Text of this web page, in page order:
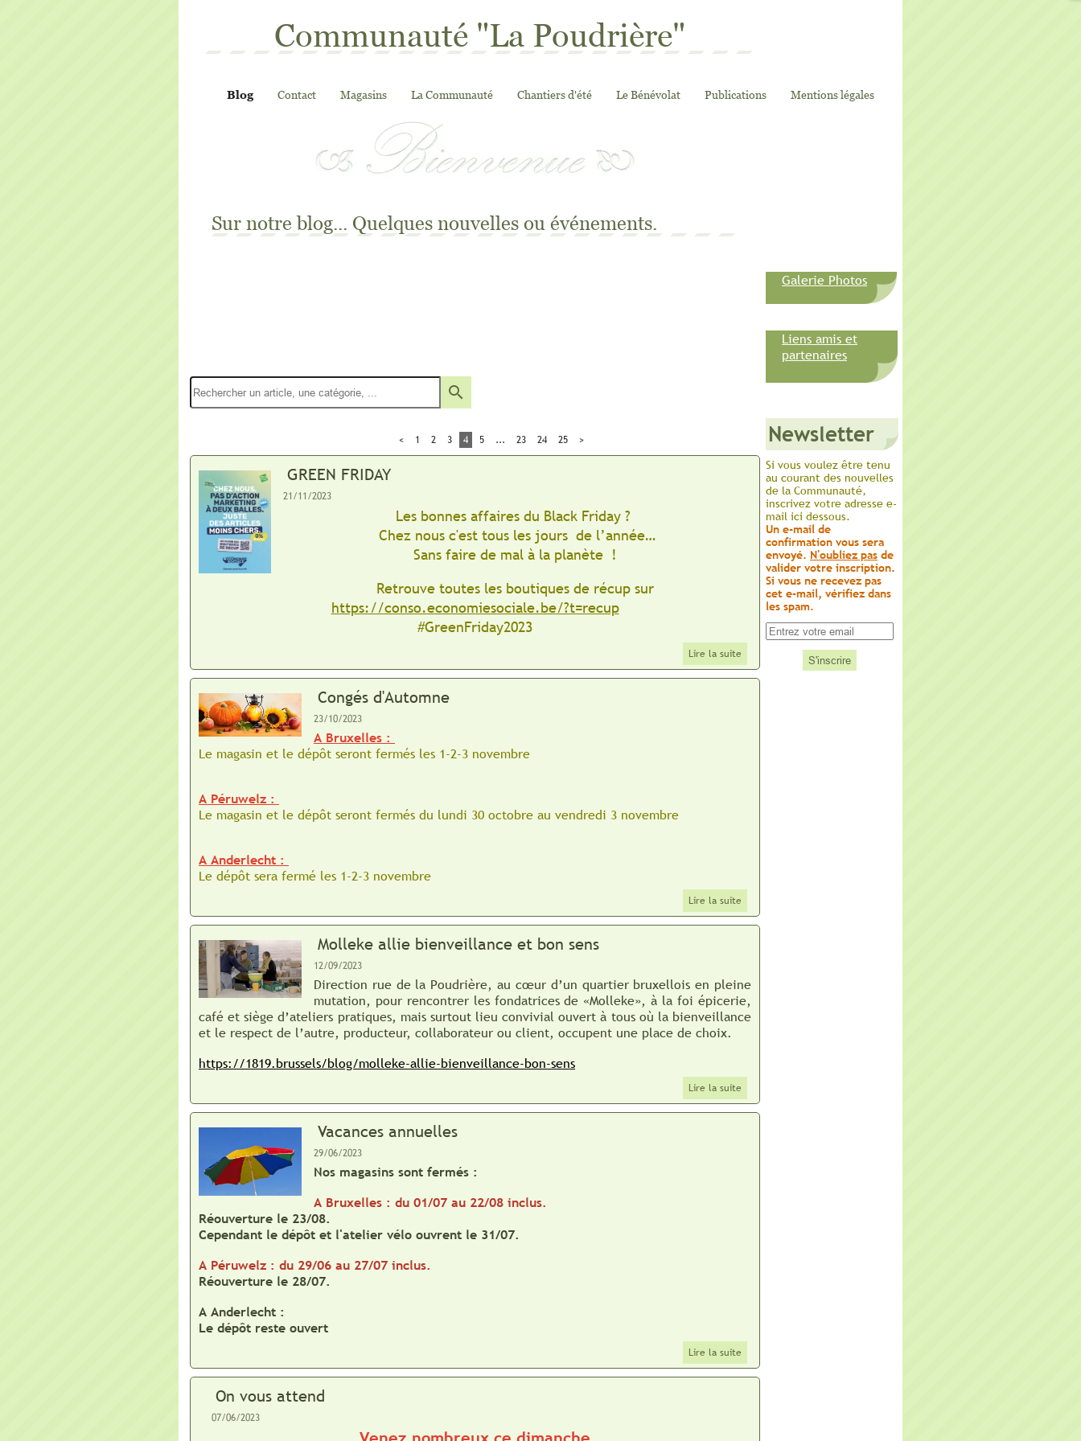
Communauté "La Poudrière"
Blog Contact Magasins La Communauté Chantiers d'été Le Bénévolat Publications Mentions légales
Newsletter
Si vous voulez être tenu
au courant des nouvelles
de la Communauté,
inscrivez votre adresse e-
mail ici dessous.
Un e-mail de
confirmation vous sera
envoyé. N'oubliez pas de
valider votre inscription.
Si vous ne recevez pas
cet e-mail, vérifiez dans
les spam.
Galerie Photos
Liens amis et
partenaires
Sur notre blog... Quelques nouvelles ou événements.
search
< 1 2 3 4 5 ... 23 24 25 >
GREEN FRIDAY
21/11/2023
Les bonnes affaires du Black Friday ?
Chez nous c'est tous les jours de l’année…
Sans faire de mal à la planète !
Retrouve toutes les boutiques de récup sur
https://conso.economiesociale.be/?t=recup
#GreenFriday2023
Lire la suite
Congés d'Automne
23/10/2023
A Bruxelles :
Le magasin et le dépôt seront fermés les 1-2-3 novembre
A Péruwelz :
Le magasin et le dépôt seront fermés du lundi 30 octobre au vendredi 3 novembre
A Anderlecht :
Le dépôt sera fermé les 1-2-3 novembre
Lire la suite
Molleke allie bienveillance et bon sens
12/09/2023
Direction rue de la Poudrière, au cœur d’un quartier bruxellois en pleine
mutation, pour rencontrer les fondatrices de «Molleke», à la foi épicerie,
café et siège d’ateliers pratiques, mais surtout lieu convivial ouvert à tous où la bienveillance
et le respect de l’autre, producteur, collaborateur ou client, occupent une place de choix.
https://1819.brussels/blog/molleke-allie-bienveillance-bon-sens
Lire la suite
Vacances annuelles
29/06/2023
Nos magasins sont fermés :
A Bruxelles : du 01/07 au 22/08 inclus.
Réouverture le 23/08.
Cependant le dépôt et l'atelier vélo ouvrent le 31/07.
A Péruwelz : du 29/06 au 27/07 inclus.
Réouverture le 28/07.
A Anderlecht :
Le dépôt reste ouvert
Lire la suite
On vous attend
07/06/2023